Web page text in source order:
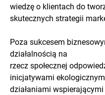
wiedzę o klientach do
skutecznych strategii
Poza sukcesem
działalnością na
rzecz społecznej
inicjatywami
działaniami